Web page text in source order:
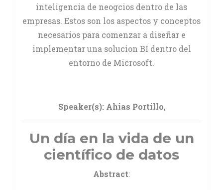
inteligencia de neogcios dentro de las
empresas. Estos son los aspectos y conceptos
necesarios para comenzar a diseñar e
implementar una solucion BI dentro del
entorno de Microsoft.
Speaker(s): Ahias Portillo,
Un día en la vida de un
científico de datos
Abstract: